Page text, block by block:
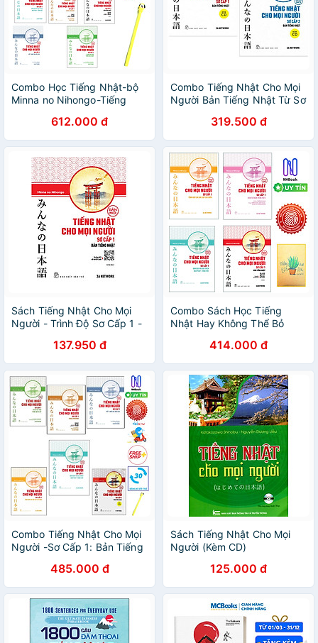
Combo Học Tiếng Nhật-bộ
Minna no Nihongo-Tiếng
cấp 1-Bộ7Cuốn : 25 bài Đọc
Hiểu+25 bài Luyện
Nghe+Viết-Nhớ Các Mẫu
câu+Bản Tiếng Nhật+Hán
Tự+Bản Dịch Và Giải Thích
Ngữu Pháp-Tiếng Việt+Tổng
Hợp Các Bài Tập Chủ
Điểm(Tặng kèm Viết)
612.000 đ
Combo Tiếng Nhật Cho Mọi
Người Bản Tiếng Nhật Từ Sơ
Nhật Cho Mọi Người - Trình
Độ Sơ Cấp 1 - Bản Tiếng
Nhật + Tiếng Nhật Cho Mọi
Người - Sơ Cấp 2 - Bản
Tiếng Nhật
319.500 đ
Sách Tiếng Nhật Cho Mọi
Người - Trình Độ Sơ Cấp 1 -
137.950 đ
Combo Sách Học Tiếng
Nhật Hay Không Thể Bỏ
Người - Trình Độ Sơ Cấp 1 (
Tổng Hợp Các Bài Tập Chủ
Điểm + Hán Tự + Bản Dịch
Và Giải Thích Ngữ Pháp -
Tiếng Việt + Bản Tiếng
Nhật)
414.000 đ
Combo Tiếng Nhật Cho Mọi
Người -Sơ Cấp 1: Bản Tiếng
Nghe+Tổng Hợp Các Bài
Tập Chủ Điểm+Viết - Nhớ
Các Mẫu Câu+25 Bài Đọc
Hiểu Trình Độ Sơ Cấp+Bản
Dịch Và Giải Thích Ngữ Pháp
- Tiếng Việt ( Tặng kèm viết)
485.000 đ
Sách Tiếng Nhật Cho Mọi
Người (Kèm CD)
125.000 đ